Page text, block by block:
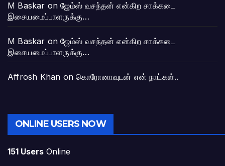
M Baskar onஜேம்ஸ் வசந்தன் என்கிற சாக்கடை
இசையமைப்பாளருக்கு…
M Baskar onஜேம்ஸ் வசந்தன் என்கிற சாக்கடை
இசையமைப்பாளருக்கு…
Affrosh Khan onகொரோனாவுடன் என் நாட்கள்..
ONLINE USERS NOW
151 Users Online